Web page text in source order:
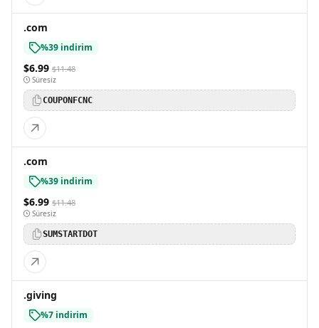
.com
%39 indirim
$6.99 $11.48
Süresiz
COUPONFCNC
.com
%39 indirim
$6.99 $11.48
Süresiz
SUMSTARTDOT
.giving
%7 indirim